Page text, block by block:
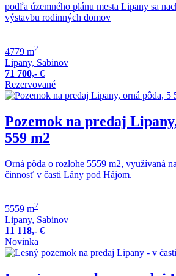
podľa územného plánu mesta Lipany sa
výstavbu rodinných domov
4779 m2
Lipany, Sabinov
71 700,- €
Rezervované
Pozemok na predaj
559 m2
Orná pôda o rozlohe 5559 m2, využívaná
činnosť v časti Lány pod Hájom.
5559 m2
Lipany, Sabinov
11 118,- €
Novinka